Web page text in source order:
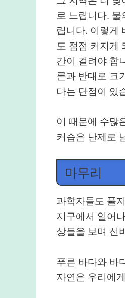
로 느립니다.
립니다. 이렇게
도 점점 커지게
간이 걸려야 합
론과 반대로 크
다는 단점이 있
이 때문에 수많
커습은 난제로
마무리
과학자들도 풀
지구에서 일어
상들을 보며 신
푸른 바다와 바
자연은 우리에